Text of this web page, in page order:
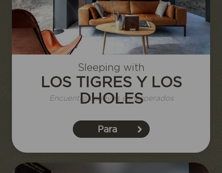
Sleeping with
LOS TIGRES Y LOS
DHOLES
Encuentros nuevos e inesperados
Para